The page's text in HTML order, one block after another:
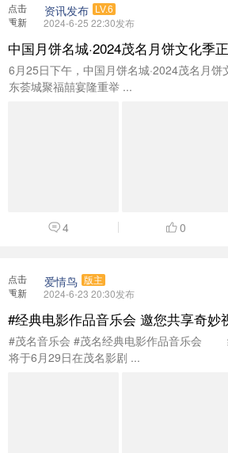
点击
重新
资讯发布 LV.6
2024-6-25 22:30发布
中国月饼名城·2024茂名月饼文化季
6月25日下午，中国月饼名城·2024茂名月
东荟城聚福囍宴隆重举 ...
4 0
点击
重新
爱情鸟 版主
2024-6-23 20:30发布
#经典电影作品音乐会 邀您共享奇妙
#茂名音乐会 #茂名经典电影作品音乐会
将于6月29日在茂名影剧 ...